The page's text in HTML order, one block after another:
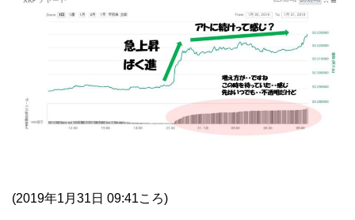
(2019年1月31日 09:41ころ)